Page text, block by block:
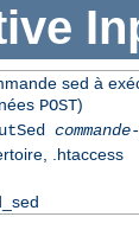
sed à
POST)
.htaccess